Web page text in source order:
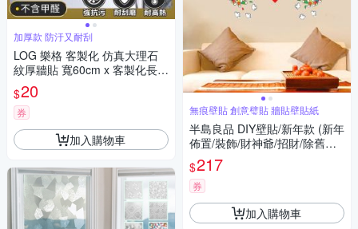
加厚款 防汙又耐刮
LOG 樂格 客製化 仿真大理石
紋厚牆貼 寬60cm x 客製化長度
(數量*10)cm
$20
券
加入購物車
無痕壁貼 創意璧貼 牆貼壁貼紙
半島良品 DIY壁貼/新年款 (新年
佈置/裝飾/財神爺/招財/除舊佈
新/發財/過年)
$217
券
加入購物車